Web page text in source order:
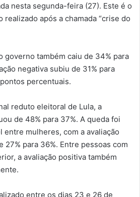
nesta segunda-feira (27). Este é o
após a chamada “crise do
governo também caiu de 34% para
negativa subiu de 31% para
percentuais.
reduto eleitoral de Lula, a
de 48% para 37%. A queda foi
entre mulheres, com a avaliação
27% para 36%. Entre pessoas com
a avaliação positiva também
entre os dias 23 e 26 de